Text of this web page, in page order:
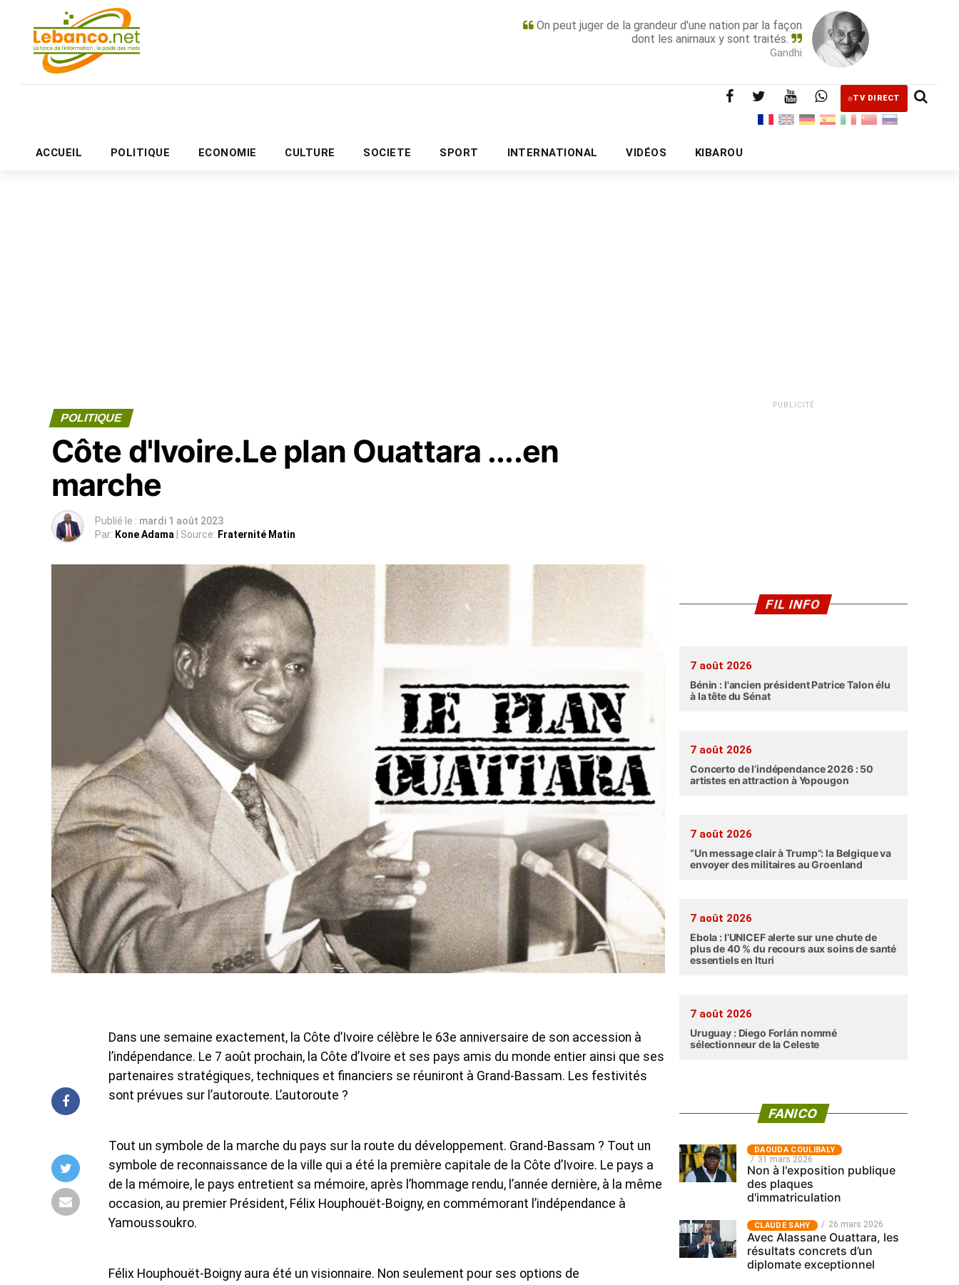
On peut juger de la grandeur d'une nation par la façon
dont les animaux y sont traités.
Gandhi
TV DIRECT
ACCUEIL POLITIQUE ECONOMIE CULTURE SOCIETE SPORT INTERNATIONAL VIDÉOS KIBAROU
PUBLICITÉ
POLITIQUE
Côte d'Ivoire.Le plan Ouattara ....en
marche
Publié le : mardi 1 août 2023
Par: Kone Adama | Source: Fraternité Matin
Dans une semaine exactement, la Côte d’Ivoire célèbre le 63e anniversaire de son accession à
l’indépendance. Le 7 août prochain, la Côte d’Ivoire et ses pays amis du monde entier ainsi que ses
partenaires stratégiques, techniques et financiers se réuniront à Grand-Bassam. Les festivités
sont prévues sur l’autoroute. L’autoroute ?
Tout un symbole de la marche du pays sur la route du développement. Grand-Bassam ? Tout un
symbole de reconnaissance de la ville qui a été la première capitale de la Côte d’Ivoire. Le pays a
de la mémoire, le pays entretient sa mémoire, après l’hommage rendu, l’année dernière, à la même
occasion, au premier Président, Félix Houphouët-Boigny, en commémorant l’indépendance à
Yamoussoukro.
Félix Houphouët-Boigny aura été un visionnaire. Non seulement pour ses options de
PUBLICITÉ
FIL INFO
7 août 2026
Bénin : l'ancien président Patrice Talon élu
à la tête du Sénat
7 août 2026
Concerto de l’indépendance 2026 : 50
artistes en attraction à Yopougon
7 août 2026
“Un message clair à Trump”: la Belgique va
envoyer des militaires au Groenland
7 août 2026
Ebola : l’UNICEF alerte sur une chute de
plus de 40 % du recours aux soins de santé
essentiels en Ituri
7 août 2026
Uruguay : Diego Forlán nommé
sélectionneur de la Celeste
FANICO
‎DAOUDA COULIBALY
31 mars 2026
Non à l'exposition publique
des plaques
d'immatriculation
CLAUDE SAHY 26 mars 2026
Avec Alassane Ouattara, les
résultats concrets d’un
diplomate exceptionnel